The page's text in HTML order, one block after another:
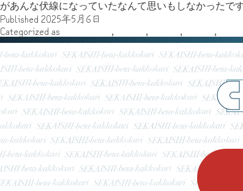
があんな伏線になっていたなんて思いもしなかった
Published 2025年5月6日
Categorized as
, , , ,